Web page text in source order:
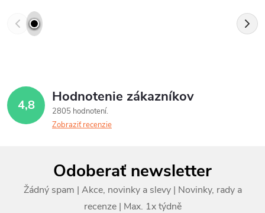
4,8 Hodnotenie zákazníkov
2805 hodnotení
Zobraziť recenzie
Odoberať newsletter